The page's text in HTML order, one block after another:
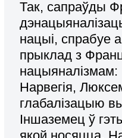
Так, сапраўды
нацыі, спрабуе
прыклад з
нацыяналізмам:
Нарвегія,
глабалізацыю
Іншаземец ў